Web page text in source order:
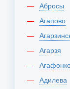
Абросы
Агапово
Агарзя
Адилева